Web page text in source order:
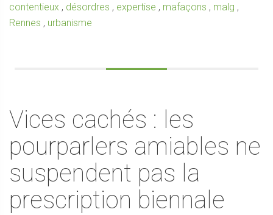
contentieux , désordres , expertise , mafaçons , malg ,
Rennes , urbanisme
Vices cachés : les
pourparlers amiables ne
suspendent pas la
prescription biennale